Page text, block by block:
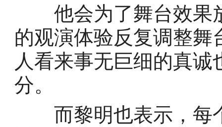
他会为了舞台效果
的观演体验反复调整
人看来事无巨细的真
分。
而黎明也表示，每